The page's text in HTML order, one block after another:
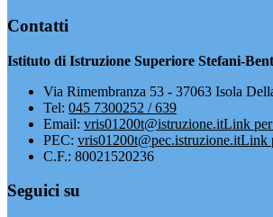
Contatti
Istituto di Istruzione Superiore Stefani-
Via Rimembranza 53 - 37063 Isola
Tel: 045 7300252 / 639
Email: vris01200t@istruzione.itLink
PEC: vris01200t@pec.istruzione.itLink
C.F.: 80021520236
Seguici su